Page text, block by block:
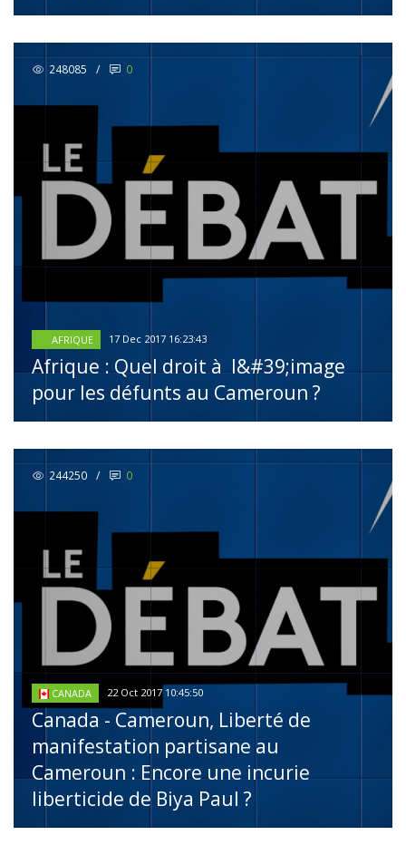
248085 / 0
AFRIQUE 17 Dec 2017 16:23:43
Afrique : Quel droit à l&#39;image
pour les défunts au Cameroun ?
244250 / 0
CANADA 22 Oct 2017 10:45:50
Canada - Cameroun, Liberté de
manifestation partisane au
Cameroun : Encore une incurie
liberticide de Biya Paul ?